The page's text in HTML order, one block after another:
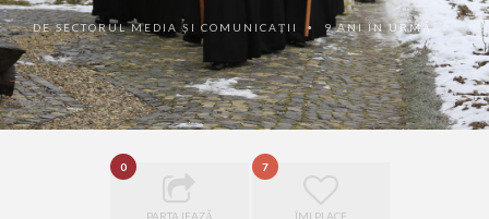
DESECTORUL MEDIA ȘI COMUNICAȚII • 9 ANI ÎN URMĂ
0
PARTAJEAZĂ
7
ÎMI PLACE